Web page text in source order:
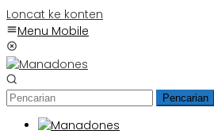
Loncat ke konten
Menu Mobile
Pencarian